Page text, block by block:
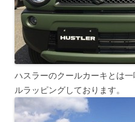
ハスラーのクールカーキとは
ルラッピングしております。